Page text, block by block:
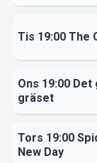
Tis 19:00 The
Ons 19:00
gräset
Tors 19:00
New Day